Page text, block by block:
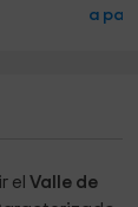
a
el Valle de